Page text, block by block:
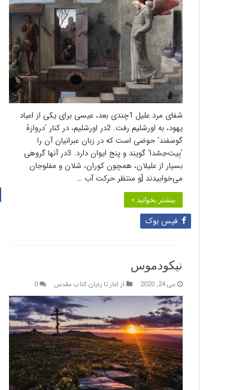
شفای مرد علیل 1چندی بعد، عیسی برای یکی از اعیاد
یهود، به اورشلیم رفت. 2در اورشلیم، در کنار ’دروازۀ
گوسفند‘ حوضی است که در زبان عبرانیان آن را
’بِیت‌حِسْدا‘ گویند و پنج ایوان دارد. 3در آنها گروهی
بسیار از علیلان، همچون کوران، شلان و مفلوجان
می‌خوابیدند [و منتظر حرکت آب …
بیشتر بخوانید »
فیس بوک
نیکودموس
می 24, 2020 از اغاز تا پایان کتاب مقدس 0